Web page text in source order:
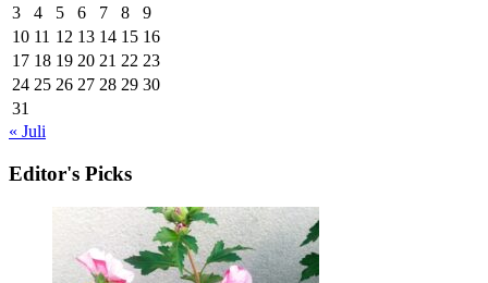
3
4 5 6 7 8
9
10 11 12 13 14 15 16
17 18 19 20 21 22 23
24 25 26 27 28 29 30
31
« Juli
Editor's Picks